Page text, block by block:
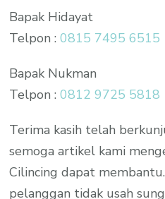
Bapak Hidayat
Telpon :0815 7495 6515
Bapak Nukman
Telpon :0812 9725 5818
Terima kasih telah
semoga artikel kami
Cilincing dapat
pelanggan tidak usah